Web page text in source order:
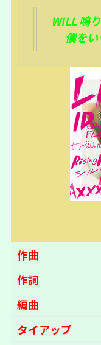
WILL 鳴
僕を
作曲
作詞
編曲
タイアップ